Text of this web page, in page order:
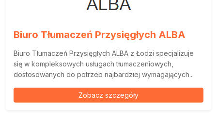
Biuro Tłumaczeń Przysięgłych ALBA
Biuro Tłumaczeń Przysięgłych ALBA z Łodzi specjalizuje
się w kompleksowych usługach tłumaczeniowych,
dostosowanych do potrzeb najbardziej wymagających...
Zobacz szczegóły